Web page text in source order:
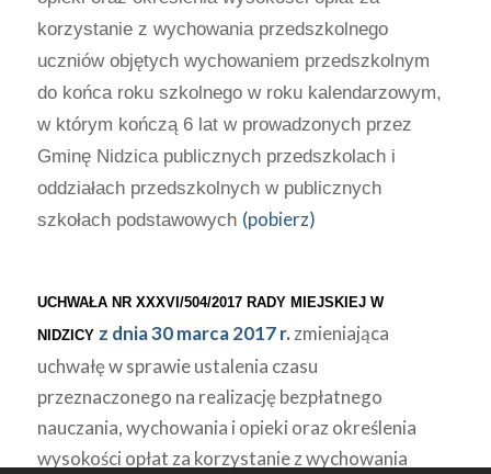
korzystanie z wychowania przedszkolnego
uczniów objętych wychowaniem przedszkolnym
do końca roku szkolnego w roku kalendarzowym,
w którym kończą 6 lat w prowadzonych przez
Gminę Nidzica publicznych przedszkolach i
oddziałach przedszkolnych w publicznych
szkołach podstawowych (pobierz)
UCHWAŁA NR XXXVI/504/2017 RADY MIEJSKIEJ W
NIDZICY z dnia 30 marca 2017 r.zmieniająca
uchwałę w sprawie ustalenia czasu
przeznaczonego na realizację bezpłatnego
nauczania, wychowania i opieki oraz określenia
wysokości opłat za korzystanie z wychowania